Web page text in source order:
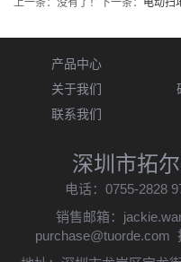
上一条：没有了！ 下一条： 电动扫
产品中心
关于我们
联系我们
深圳市拓
电话：0755-2828
销售邮箱：
purchase@tuorde.com